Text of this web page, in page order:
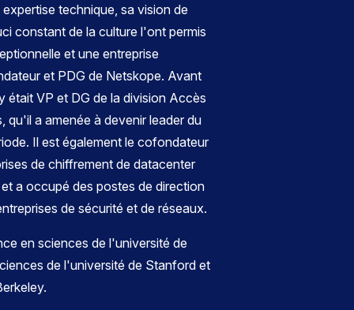
technique, sa vision de
constant de la culture l'ont permis
et une entreprise
et PDG de Netskope. Avant
était VP et DG de la division Accès
qu'il a amenée à devenir leader du
Il est également le cofondateur
de chiffrement de datacenter
a occupé des postes de direction
de sécurité et de réseaux.
en sciences de l'université de
de l'université de Stanford et